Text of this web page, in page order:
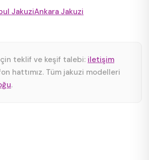
JakuziAnkara Jakuzi
teklif ve keşif talebi: iletişim
hattımız. Tüm jakuzi modelleri
.